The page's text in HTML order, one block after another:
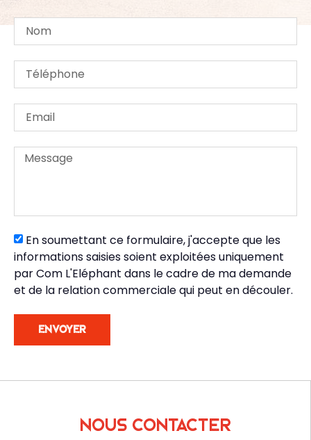
En soumettant ce formulaire, j'accepte que les
informations saisies soient exploitées uniquement
par Com L'Eléphant dans le cadre de ma demande
et de la relation commerciale qui peut en découler.
ENVOYER
Nous contacter